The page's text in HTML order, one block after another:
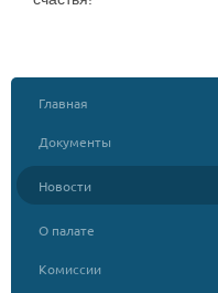
Главная
Документы
Новости
О палате
Комиссии